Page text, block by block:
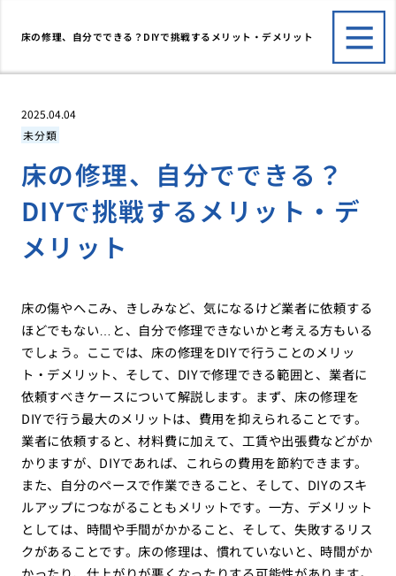
床の修理、自分でできる？DIYで挑戦するメリット・デメリット
2025.04.04
未分類
床の修理、自分でできる？
DIYで挑戦するメリット・デ
メリット
床の傷やへこみ、きしみなど、気になるけど業者に依頼する
ほどでもない…と、自分で修理できないかと考える方もいる
でしょう。ここでは、床の修理をDIYで行うことのメリッ
ト・デメリット、そして、DIYで修理できる範囲と、業者に
依頼すべきケースについて解説します。まず、床の修理を
DIYで行う最大のメリットは、費用を抑えられることです。
業者に依頼すると、材料費に加えて、工賃や出張費などがか
かりますが、DIYであれば、これらの費用を節約できます。
また、自分のペースで作業できること、そして、DIYのスキ
ルアップにつながることもメリットです。一方、デメリット
としては、時間や手間がかかること、そして、失敗するリス
クがあることです。床の修理は、慣れていないと、時間がか